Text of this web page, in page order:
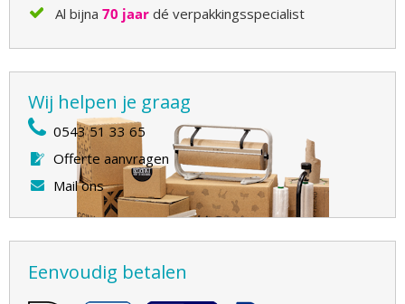
Al bijna 70 jaar dé verpakkingsspecialist
Wij helpen je graag
0543 51 33 65
Offerte aanvragen
Mail ons
Eenvoudig betalen